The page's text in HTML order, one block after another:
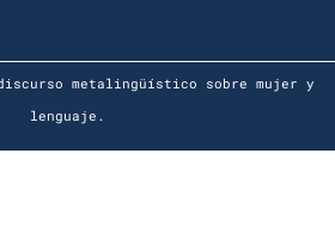
metalingüístico sobre mujer y
lenguaje.